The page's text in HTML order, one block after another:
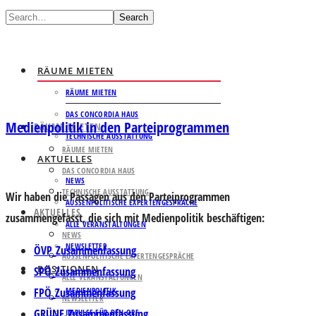
Search
RÄUME MIETEN
RÄUME MIETEN
DAS CONCORDIA HAUS
TECHNISCHE AUSSTATTUNG
AKTUELLES
NEWS
AUSSENPOLITISCHE EXPERTENGESPRÄCHE
ALLE VERANSTALTUNGEN
NEWSLETTER
POSITIONEN
MEDIENPOLITIK
IMPULSE FÜR DEN ORF
RÄUME MIETEN
RÄUME MIETEN
DAS CONCORDIA HAUS
TECHNISCHE AUSSTATTUNG
AKTUELLES
NEWS
AUSSENPOLITISCHE EXPERTENGESPRÄCHE
ALLE VERANSTALTUNGEN
NEWSLETTER
Medienpolitik in den Parteiprogrammen
Wir haben die Passagen aus den Parteiprogrammen
zusammengefasst, die sich mit Medienpolitik beschäftigen:
ÖVP_Zusammenfassung
SPÖ_Zusammenfassung
FPÖ_Zusammenfassung